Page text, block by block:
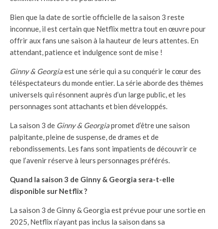
Bien que la date de sortie officielle de la saison 3 reste
inconnue, il est certain que Netflix mettra tout en œuvre pour
offrir aux fans une saison à la hauteur de leurs attentes. En
attendant, patience et indulgence sont de mise !
Ginny & Georgiaest une série qui a su conquérir le cœur des
téléspectateurs du monde entier. La série aborde des thèmes
universels qui résonnent auprès d’un large public, et les
personnages sont attachants et bien développés.
La saison 3 de Ginny & Georgiapromet d’être une saison
palpitante, pleine de suspense, de drames et de
rebondissements. Les fans sont impatients de découvrir ce
que l’avenir réserve à leurs personnages préférés.
Quand la saison 3 de Ginny & Georgia sera-t-elle
disponible sur Netflix ?
La saison 3 de Ginny & Georgia est prévue pour une sortie en
2025, Netflix n’ayant pas inclus la saison dans sa